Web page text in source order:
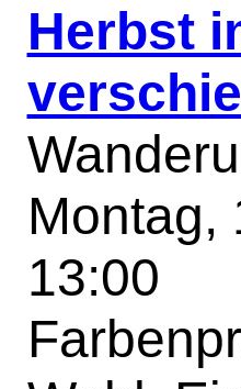
Herbst
Montag,
13:00